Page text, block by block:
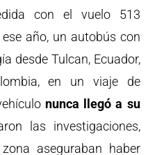
con el vuelo 513
año, un autobús con
desde Tulcan, Ecuador,
en un viaje de
nunca llegó a su
las investigaciones,
aseguraban haber